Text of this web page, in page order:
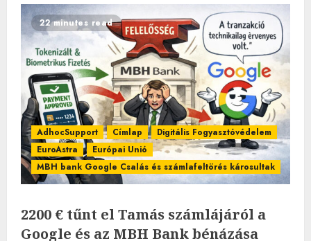
22 minutes read
AdhocSupport Címlap
Digitális Fogyasztóvédelem
EuroAstra
Európai Unió
MBH bank Google Csalás és számlafeltörés károsultak
2200 € tűnt el Tamás számlájáról a
Google és az MBH Bank bénázása